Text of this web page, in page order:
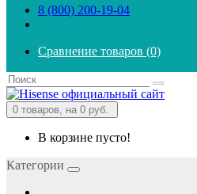
8 (800) 200-19-04
Сравнение товаров (0)
0 товаров, на 0 руб.
В корзине пусто!
Категории